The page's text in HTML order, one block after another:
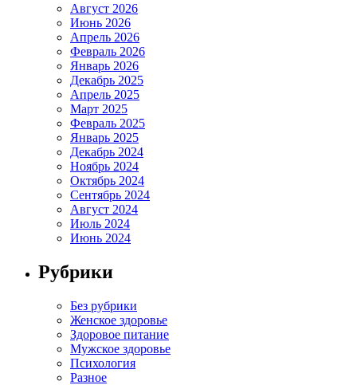
Август 2026
Июнь 2026
Апрель 2026
Февраль 2026
Январь 2026
Декабрь 2025
Апрель 2025
Март 2025
Февраль 2025
Январь 2025
Декабрь 2024
Ноябрь 2024
Октябрь 2024
Сентябрь 2024
Август 2024
Июль 2024
Июнь 2024
Рубрики
Без рубрики
Женское здоровье
Здоровое питание
Мужское здоровье
Психология
Разное